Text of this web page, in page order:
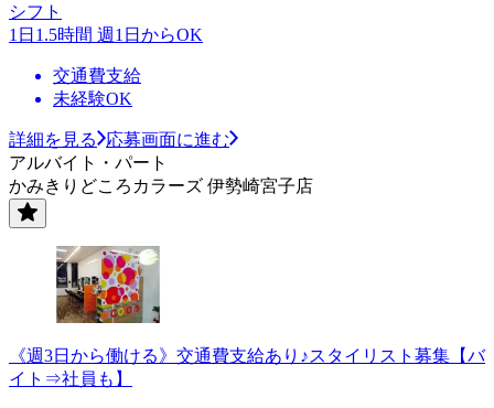
シフト
1日1.5時間 週1日からOK
交通費支給
未経験OK
詳細を見る
応募画面に進む
アルバイト・パート
かみきりどころカラーズ 伊勢崎宮子店
《週3日から働ける》交通費支給あり♪スタイリスト募集【バ
イト⇒社員も】